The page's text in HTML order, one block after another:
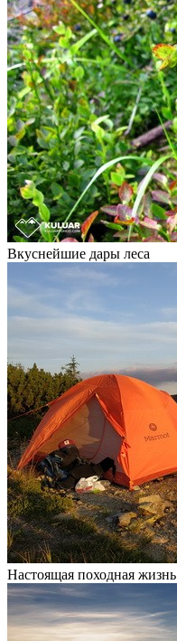
Вкуснейшие дары леса
Настоящая походная жизнь